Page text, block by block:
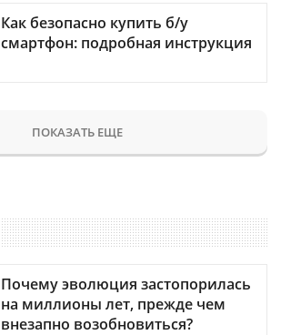
Как безопасно купить б/у
смартфон: подробная инструкция
ПОКАЗАТЬ ЕЩЕ
Почему эволюция застопорилась
на миллионы лет, прежде чем
внезапно возобновиться?